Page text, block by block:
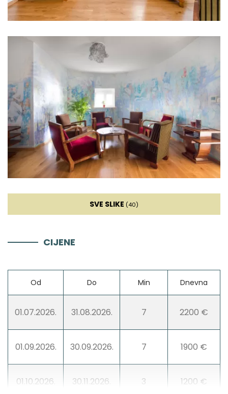
Pećnica
Mikrovalna
Kuhalo za vodu
Toster
Perilica suđa
Ledomat
Hranilica
Hladnjak za vino
Dnevna soba
SVE SLIKE (40)
CIJENE
Od Do Min Dnevna
01.07.2026. 31.08.2026. 7 2200 €
01.09.2026. 30.09.2026. 7 1900 €
01.10.2026. 30.11.2026. 3 1200 €